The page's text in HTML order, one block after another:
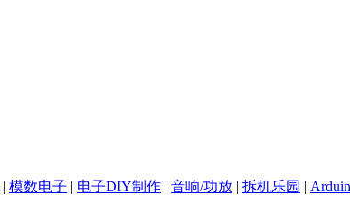
| 模数电子 | 电子DIY制作 | 音响/功放 | 拆机乐园 |